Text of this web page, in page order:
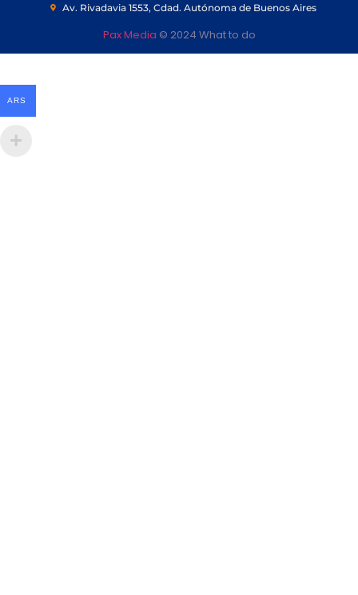
Av. Rivadavia 1553, Cdad. Autónoma de Buenos Aires
Pax Media © 2024 What to do
ARS